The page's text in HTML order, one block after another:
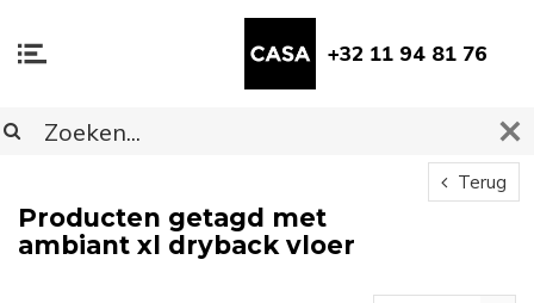
+32 11 94 81 76
Terug
Producten getagd met
ambiant xl dryback vloer